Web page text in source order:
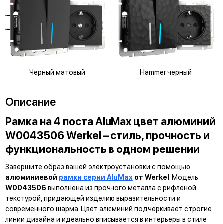
Черный матовый Hammer черный
Описание
Рамка на 4 поста AluMax цвет алюминий
W0043506 Werkel – стиль, прочность и
функциональность в одном решении
Завершите образ вашей электроустановки с помощью
алюминиевой рамки серии AluMaxот Werkel . Модель
W0043506 выполнена из прочного металла с рифлёной
текстурой, придающей изделию выразительности и
современного шарма. Цвет алюминий подчеркивает строгие
линии дизайна и идеально вписывается в интерьеры в стиле